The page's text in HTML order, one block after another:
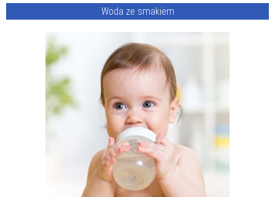
Woda ze smakiem